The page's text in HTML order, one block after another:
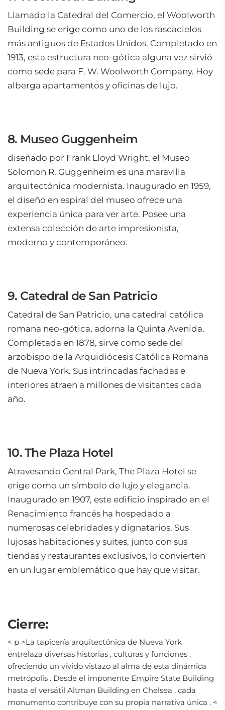
Llamado la Catedral del Comercio, el Woolworth
Building se erige como uno de los rascacielos
más antiguos de Estados Unidos. Completado en
1913, esta estructura neo-gótica alguna vez sirvió
como sede para F. W. Woolworth Company. Hoy
alberga apartamentos y oficinas de lujo.
8. Museo Guggenheim
diseñado por Frank Lloyd Wright, el Museo
Solomon R. Guggenheim es una maravilla
arquitectónica modernista. Inaugurado en 1959,
el diseño en espiral del museo ofrece una
experiencia única para ver arte. Posee una
extensa colección de arte impresionista,
moderno y contemporáneo.
9. Catedral de San Patricio
Catedral de San Patricio, una catedral católica
romana neo-gótica, adorna la Quinta Avenida.
Completada en 1878, sirve como sede del
arzobispo de la Arquidiócesis Católica Romana
de Nueva York. Sus intrincadas fachadas e
interiores atraen a millones de visitantes cada
año.
10. The Plaza Hotel
Atravesando Central Park, The Plaza Hotel se
erige como un símbolo de lujo y elegancia.
Inaugurado en 1907, este edificio inspirado en el
Renacimiento francés ha hospedado a
numerosas celebridades y dignatarios. Sus
lujosas habitaciones y suites, junto con sus
tiendas y restaurantes exclusivos, lo convierten
en un lugar emblemático que hay que visitar.
Cierre:
< p >La tapicería arquitectónica de Nueva York
entrelaza diversas historias , culturas y funciones ,
ofreciendo un vívido vistazo al alma de esta dinámica
metrópolis . Desde el imponente Empire State Building
hasta el versátil Altman Building en Chelsea , cada
monumento contribuye con su propia narrativa única . <